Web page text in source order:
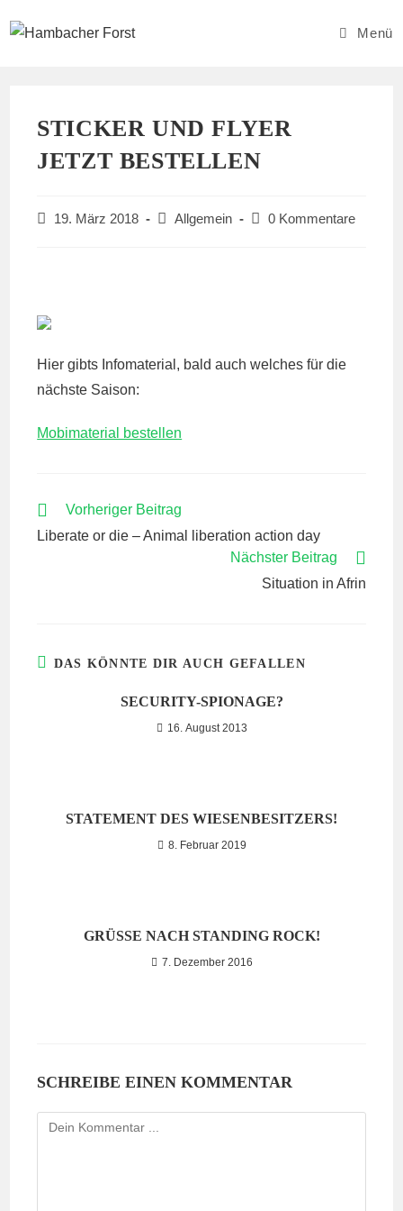
Inhalt
Menü
STICKER UND FLYER
JETZT BESTELLEN
Beitrag
19. März 2018
Beitrags-
Allgemein
Beitrags-
0 Kommentare
Hier gibts Infomaterial, bald auch welches für die
nächste Saison:
Mobimaterial bestellen
WEITERE
ANSEHEN
Vorheriger Beitrag
Liberate or die – Animal liberation action day
Nächster Beitrag
Situation in Afrin
DAS KÖNNTE DIR AUCH GEFALLEN
SECURITY-SPIONAGE?
16. August 2013
STATEMENT DES WIESENBESITZERS!
8. Februar 2019
GRÜSSE NACH STANDING ROCK!
7. Dezember 2016
SCHREIBE EINEN KOMMENTAR
Kommentieren